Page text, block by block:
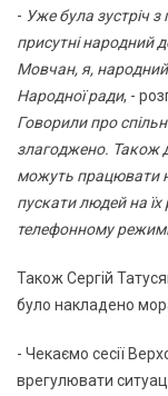
- Уже була зустріч
присутні народний
Мовчан, я,
Народної ради, -
Говорили про
злагоджено. Також
можуть працювати
пускати людей на
телефонному режимі
Також Сергій
було накладено
- Чекаємо сесії
врегулювати